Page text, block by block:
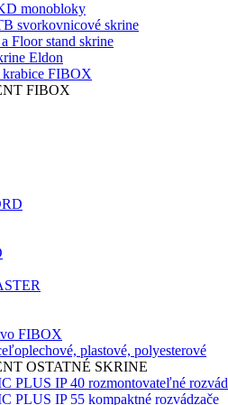
monobloky
svorkovnicové skrine
Floor stand skrine
Eldon
krabice FIBOX
FIBOX
FIBOX
plastové, polyesterové
OSTATNÉ SKRINE
PLUS IP 40 rozmontovateľné
PLUS IP 55 kompaktné rozvádzače